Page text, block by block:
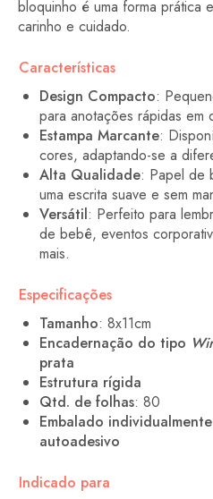
bloquinho é uma forma prática
carinho e cuidado.
Características
Design Compacto:
para anotações rápidas em
Estampa Marcante:
cores, adaptando-se a
Alta Qualidade: Papel de
uma escrita suave e sem
Versátil: Perfeito para
de bebê, eventos
mais.
Especificações
Tamanho: 8x11cm
Encadernação do tipo
prata
Estrutura rígida
Qtd. de folhas: 80
Embalado
autoadesivo
Indicado para